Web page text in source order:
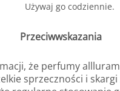
Używaj go codziennie.
Przeciwwskazania
że perfumy
sprzeczności i